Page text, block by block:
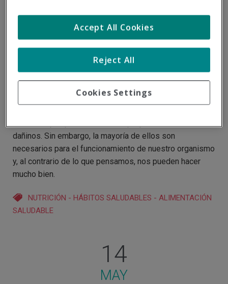
Alimentos con mala
reputación que protegen tu
salud
dañinos. Sin embargo, la mayoría de ellos son
necesarios para el funcionamiento de nuestro organismo
y, al contrario de lo que pensamos, nos pueden hacer
mucho bien.
NUTRICIÓN - HÁBITOS SALUDABLES - ALIMENTACIÓN
SALUDABLE
14
MAY
Cookies Settings
Reject All
Accept All Cookies